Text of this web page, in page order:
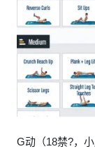
G动（18禁?，小